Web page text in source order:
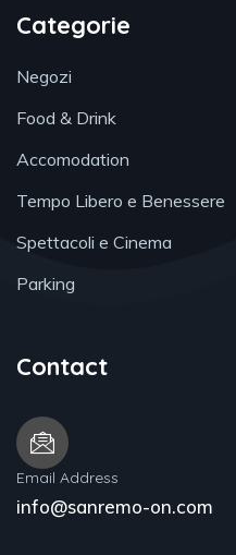
Categorie
Negozi
Food & Drink
Accomodation
Tempo Libero e Benessere
Spettacoli e Cinema
Parking
Contact
Email Address
info@sanremo-on.com